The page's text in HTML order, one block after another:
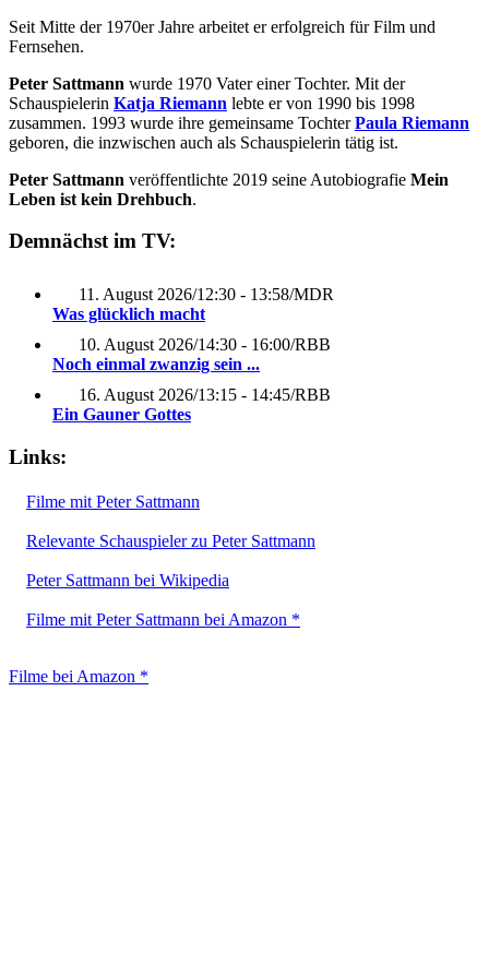
Seit Mitte der 1970er Jahre arbeitet er erfolgreich für Film und
Fernsehen.
Peter Sattmann wurde 1970 Vater einer Tochter. Mit der
Schauspielerin Katja Riemann lebte er von 1990 bis 1998
zusammen. 1993 wurde ihre gemeinsame TochterPaula Riemann
geboren, die inzwischen auch als Schauspielerin tätig ist.
Peter Sattmann veröffentlichte 2019 seine Autobiografie Mein
Leben ist kein Drehbuch.
Demnächst im TV:
11. August 2026/12:30 - 13:58/MDR
Was glücklich macht
10. August 2026/14:30 - 16:00/RBB
Noch einmal zwanzig sein ...
16. August 2026/13:15 - 14:45/RBB
Ein Gauner Gottes
Links:
Filme mit Peter Sattmann
Relevante Schauspieler zu Peter Sattmann
Peter Sattmann bei Wikipedia
Filme mit Peter Sattmann bei Amazon *
Filme bei Amazon *